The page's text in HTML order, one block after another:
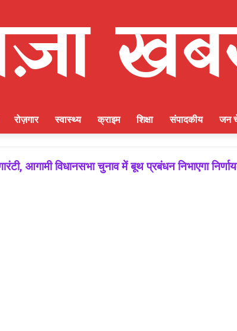
रोज़गार स्वास्थ्य क्राइम शिक्षा संपादकीय जन
आगामी विधानसभा चुनाव में बूथ प्रबंधन निभाएगा